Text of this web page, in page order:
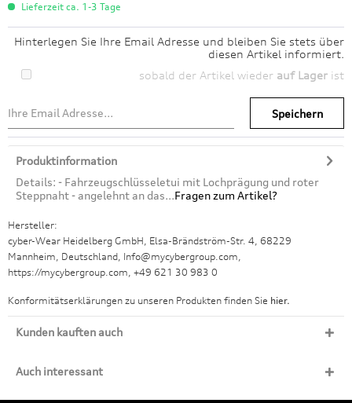
Lieferzeit ca. 1-3 Tage
Hinterlegen Sie Ihre Email Adresse und bleiben Sie stets über
diesen Artikel informiert.
sobald der Artikel wieder auf Lager ist
Speichern
Produktinformation
Details: - Fahrzeugschlüsseletui mit Lochprägung und roter
Steppnaht - angelehnt an das...Fragen zum Artikel?
Hersteller:
cyber-Wear Heidelberg GmbH, Elsa-Brändström-Str. 4, 68229
Mannheim, Deutschland, Info@mycybergroup.com,
https://mycybergroup.com, +49 621 30 983 0
Konformitätserklärungen zu unseren Produkten finden Sie hier.
Kunden kauften auch
Auch interessant